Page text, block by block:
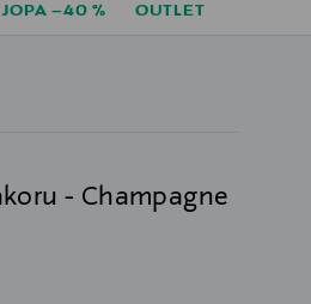
–40 % OUTLET
- Champagne